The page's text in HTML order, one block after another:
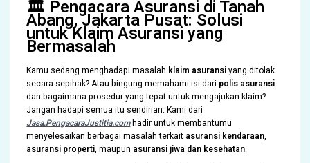
🏛️ Pengacara Asuransi di Tanah
Abang, Jakarta Pusat: Solusi
untuk Klaim Asuransi yang
Bermasalah
Kamu sedang menghadapi masalah klaim asuransiyang ditolak
secara sepihak? Atau bingung memahami isi dari polis asuransi
dan bagaimana prosedur yang tepat untuk mengajukan klaim?
Jangan hadapi semua itu sendirian. Kami dari
Jasa.PengacaraJustitia.comhadir untuk membantumu
menyelesaikan berbagai masalah terkait asuransi kendaraan,
asuransi properti, maupun asuransi jiwa dan kesehatan.